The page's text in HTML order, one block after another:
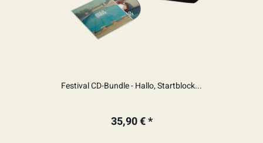
Festival CD-Bundle - Hallo, Startblock...
35,90 € *